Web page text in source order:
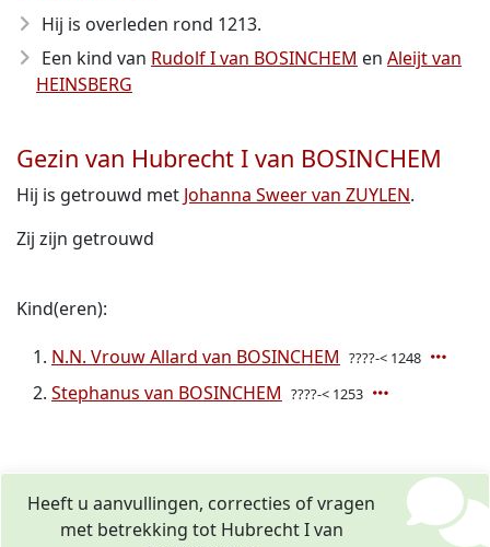
Hij is overleden rond 1213.
Een kind van Rudolf I van BOSINCHEM en Aleijt van
HEINSBERG
Gezin van Hubrecht I van BOSINCHEM
Hij is getrouwd met Johanna Sweer van ZUYLEN.
Zij zijn getrouwd
Kind(eren):
N.N. Vrouw Allard van BOSINCHEM ????-< 1248
Stephanus van BOSINCHEM ????-< 1253
Heeft u aanvullingen, correcties of vragen
met betrekking tot Hubrecht I van